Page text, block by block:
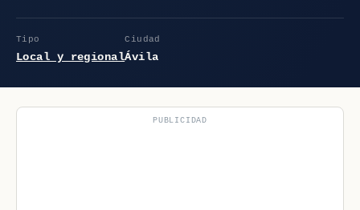
Tipo
Local y regional
Ciudad
Ávila
PUBLICIDAD